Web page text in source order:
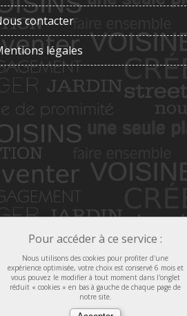
contacter
légales
Pour accéder à ce service :
Nous utilisons des cookies pour profiter d'une
expérience optimisée, votre choix est conservé 6 mois et
vous pouvez le modifier à tout moment dans l'onglet
réduit « cookies » en bas à gauche de chaque page de
notre site.